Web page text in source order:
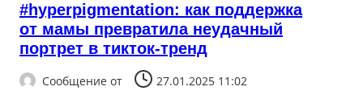
#hyperpigmentation: как поддержка
от мамы превратила неудачный
портрет в тикток-тренд
Сообщение от 27.01.2025 11:02